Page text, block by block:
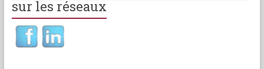
sur les réseaux